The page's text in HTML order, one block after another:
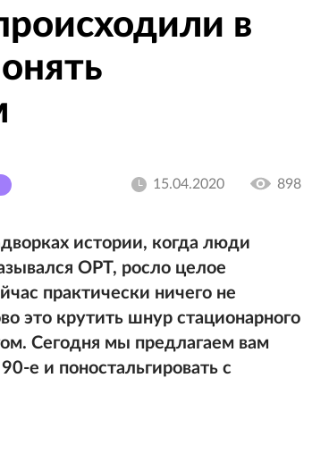
в
15.04.2020 898
истории, когда люди
ОРТ, росло целое
практически ничего не
это крутить шнур стационарного
Сегодня мы предлагаем вам
е и поностальгировать с